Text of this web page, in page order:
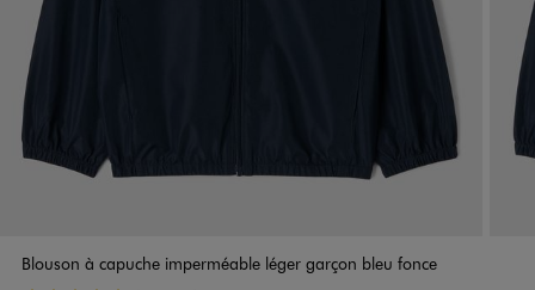
Blouson à capuche imperméable léger garçon bleu fonce